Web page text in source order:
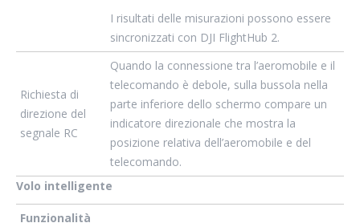
I risultati delle misurazioni possono essere
sincronizzati con DJI FlightHub 2.
Richiesta di
direzione del
segnale RC
Quando la connessione tra l’aeromobile e il
telecomando è debole, sulla bussola nella
parte inferiore dello schermo compare un
indicatore direzionale che mostra la
posizione relativa dell’aeromobile e del
telecomando.
Volo intelligente
Funzionalità